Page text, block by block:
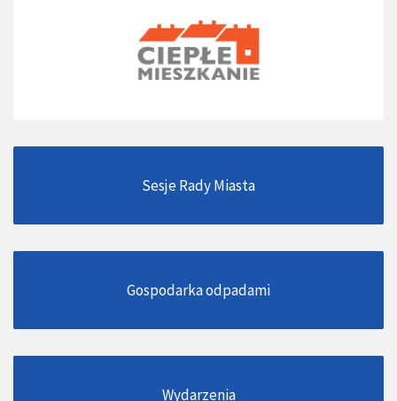
Sesje Rady Miasta
Gospodarka odpadami
Wydarzenia